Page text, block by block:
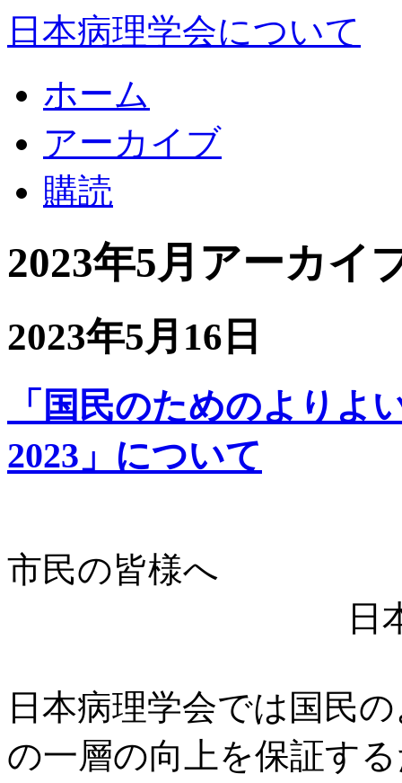
日本病理学会について
ホーム
アーカイブ
購読
2023年5月アーカイ
2023年5月16日
「国民のためのよりよ
2023」について
市民の皆様へ
日
日本病理学会では国民
の一層の向上を保証す